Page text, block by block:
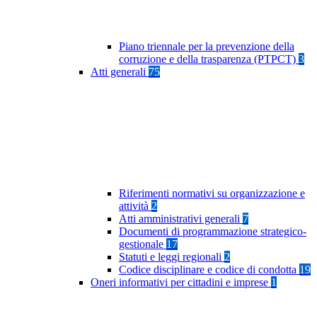
Piano triennale per la prevenzione della
corruzione e della trasparenza (PTPCT) 3
Atti generali 75
Riferimenti normativi su organizzazione e
attività 2
Atti amministrativi generali 7
Documenti di programmazione strategico-
gestionale 17
Statuti e leggi regionali 2
Codice disciplinare e codice di condotta 19
Oneri informativi per cittadini e imprese 1